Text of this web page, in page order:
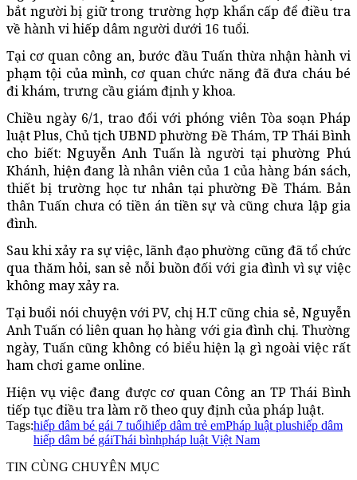
bắt người bị giữ trong trường hợp khẩn cấp để điều tra
về hành vi hiếp dâm người dưới 16 tuổi.
Tại cơ quan công an, bước đầu Tuấn thừa nhận hành vi
phạm tội của mình, cơ quan chức năng đã đưa cháu bé
đi khám, trưng cầu giám định y khoa.
Chiều ngày 6/1, trao đổi với phóng viên Tòa soạn Pháp
luật Plus, Chủ tịch UBND phường Đề Thám, TP Thái Bình
cho biết: Nguyễn Anh Tuấn là người tại phường Phú
Khánh, hiện đang là nhân viên của 1 của hàng bán sách,
thiết bị trường học tư nhân tại phường Đề Thám. Bản
thân Tuấn chưa có tiền án tiền sự và cũng chưa lập gia
đình.
Sau khi xảy ra sự việc, lãnh đạo phường cũng đã tổ chức
qua thăm hỏi, san sẻ nỗi buồn đối với gia đình vì sự việc
không may xảy ra.
Tại buổi nói chuyện với PV, chị H.T cũng chia sẻ, Nguyễn
Anh Tuấn có liên quan họ hàng với gia đình chị. Thường
ngày, Tuấn cũng không có biểu hiện lạ gì ngoài việc rất
ham chơi game online.
Hiện vụ việc đang được cơ quan Công an TP Thái Bình
tiếp tục điều tra làm rõ theo quy định của pháp luật.
Tags:hiếp dâm bé gái 7 tuổihiếp dâm trẻ emPháp luật plushiếp dâm
hiếp dâm bé gáiThái bìnhpháp luật Việt Nam
TIN CÙNG CHUYÊN MỤC